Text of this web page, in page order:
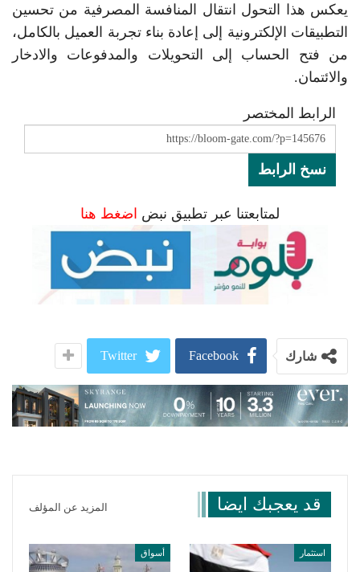
يعكس هذا التحول انتقال المنافسة المصرفية من تحسين
التطبيقات الإلكترونية إلى إعادة بناء تجربة العميل بالكامل،
من فتح الحساب إلى التحويلات والمدفوعات والادخار
والائتمان.
الرابط المختصر
نسخ الرابط
لمتابعتنا عبر تطبيق نبض اضغط هنا
شارك Facebook
Twitter
قد يعجبك ايضا المزيد عن المؤلف
استثمار أسواق